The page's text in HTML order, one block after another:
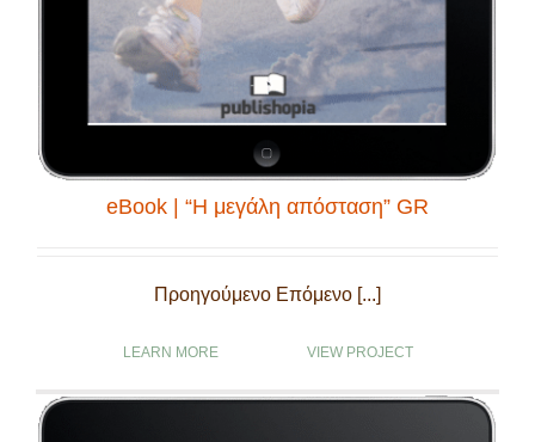
eBook | “Η μεγάλη απόσταση” GR
Προηγούμενο Επόμενο [...]
LEARN MORE VIEW PROJECT